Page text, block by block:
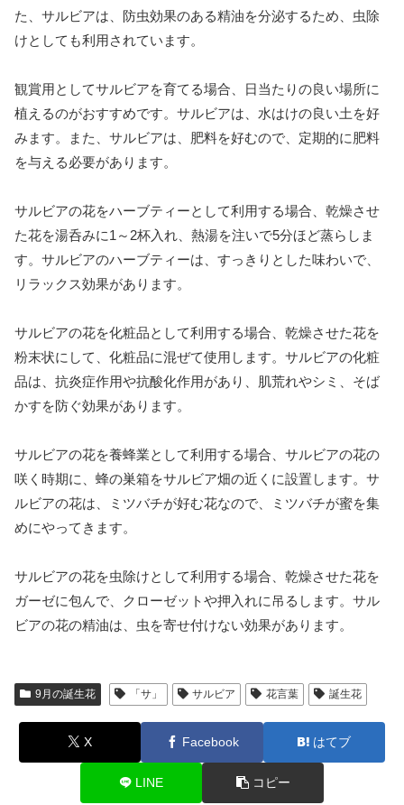
た、サルビアは、防虫効果のある精油を分泌するため、虫除
けとしても利用されています。
観賞用としてサルビアを育てる場合、日当たりの良い場所に
植えるのがおすすめです。サルビアは、水はけの良い土を好
みます。また、サルビアは、肥料を好むので、定期的に肥料
を与える必要があります。
サルビアの花をハーブティーとして利用する場合、乾燥させ
た花を湯呑みに1～2杯入れ、熱湯を注いで5分ほど蒸らしま
す。サルビアのハーブティーは、すっきりとした味わいで、
リラックス効果があります。
サルビアの花を化粧品として利用する場合、乾燥させた花を
粉末状にして、化粧品に混ぜて使用します。サルビアの化粧
品は、抗炎症作用や抗酸化作用があり、肌荒れやシミ、そば
かすを防ぐ効果があります。
サルビアの花を養蜂業として利用する場合、サルビアの花の
咲く時期に、蜂の巣箱をサルビア畑の近くに設置します。サ
ルビアの花は、ミツバチが好む花なので、ミツバチが蜜を集
めにやってきます。
サルビアの花を虫除けとして利用する場合、乾燥させた花を
ガーゼに包んで、クローゼットや押入れに吊るします。サル
ビアの花の精油は、虫を寄せ付けない効果があります。
9月の誕生花 「サ」 サルビア 花言葉 誕生花
X Facebook はてブ
LINE コピー